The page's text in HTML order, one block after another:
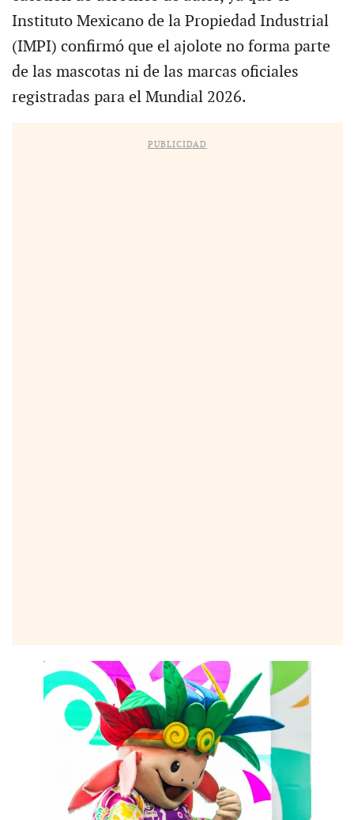
Instituto Mexicano de la Propiedad Industrial
(IMPI) confirmó que el ajolote no forma parte
de las mascotas ni de las marcas oficiales
registradas para el Mundial 2026.
PUBLICIDAD